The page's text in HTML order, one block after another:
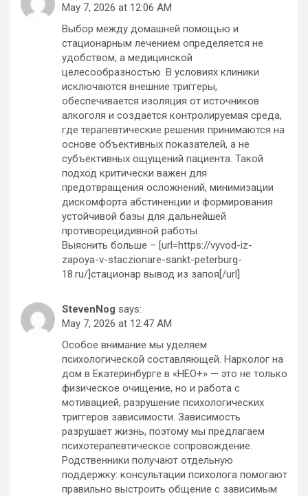
May 7, 2026 at 12:06 AM
Выбор между домашней помощью и
стационарным лечением определяется не
удобством, а медицинской
целесообразностью. В условиях клиники
исключаются внешние триггеры,
обеспечивается изоляция от источников
алкоголя и создается контролируемая среда,
где терапевтические решения принимаются на
основе объективных показателей, а не
субъективных ощущений пациента. Такой
подход критически важен для
предотвращения осложнений, минимизации
дискомфорта абстиненции и формирования
устойчивой базы для дальнейшей
противорецидивной работы.
Выяснить больше – [url=https://vyvod-iz-
zapoya-v-staczionare-sankt-peterburg-
18.ru/]стационар вывод из запоя[/url]
StevenNog says:
May 7, 2026 at 12:47 AM
Особое внимание мы уделяем
психологической составляющей. Нарколог на
дом в Екатеринбурге в «НЕО+» — это не только
физическое очищение, но и работа с
мотивацией, разрушение психологических
триггеров зависимости. Зависимость
разрушает жизнь, поэтому мы предлагаем
психотерапевтическое сопровождение.
Родственники получают отдельную
поддержку: консультации психолога помогают
правильно выстроить общение с зависимым